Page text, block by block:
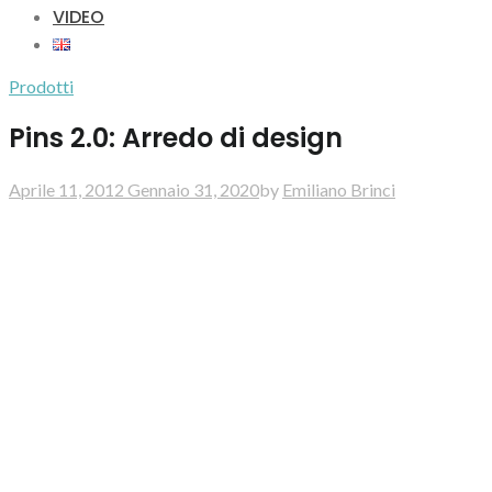
VIDEO
Prodotti
Pins 2.0: Arredo di design
Aprile 11, 2012 Gennaio 31, 2020by Emiliano Brinci